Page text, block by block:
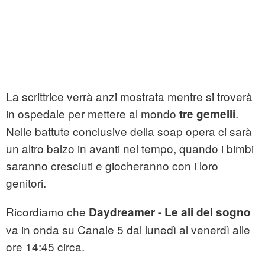
La scrittrice verrà anzi mostrata mentre si troverà
in ospedale per mettere al mondo tre gemelli.
Nelle battute conclusive della soap opera ci sarà
un altro balzo in avanti nel tempo, quando i bimbi
saranno cresciuti e giocheranno con i loro
genitori.
Ricordiamo che Daydreamer - Le ali del sogno
va in onda su Canale 5 dal lunedì al venerdì alle
ore 14:45 circa.